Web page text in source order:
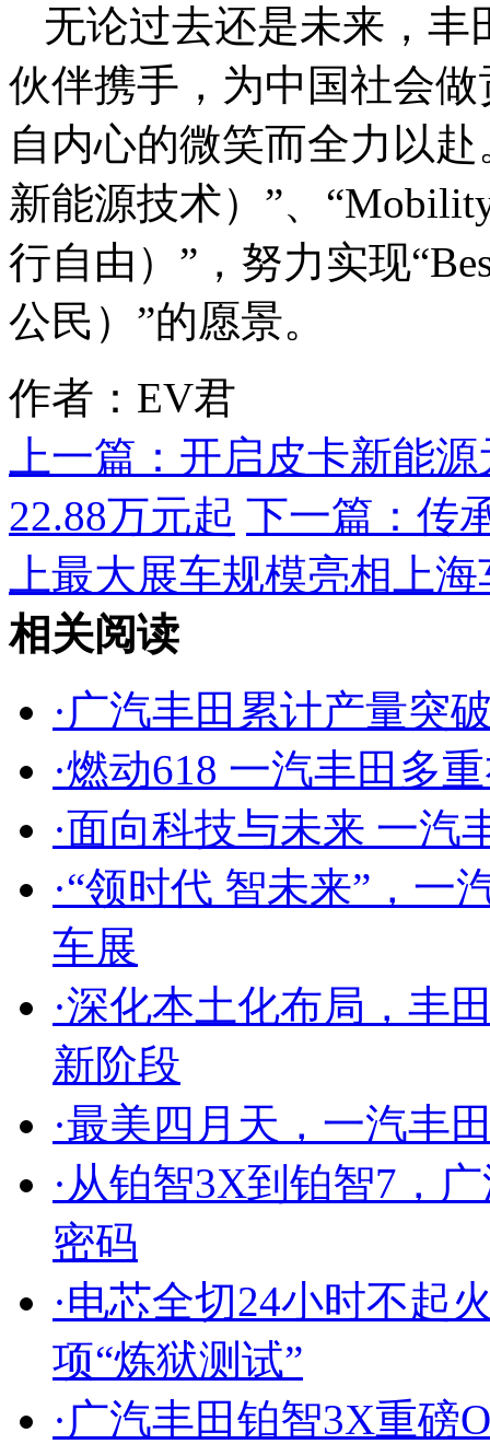
无论过去还是未来，
伙伴携手，为中国社会
自内心的微笑而全力以
新能源技术）”、
行自由）”，努力实现
公民）”的愿景。
作者：EV君
上一篇： 开启皮卡新能
22.88万元起 下一篇： 传
上最大展车规模亮相上
相关阅读
·广汽丰田累计产量突
·燃动618 一汽丰田多
·面向科技与未来 一汽
·“领时代 智未来”，一
车展
·深化本土化布局，丰
新阶段
·最美四月天，一汽丰
·从铂智3X到铂智7，
密码
·电芯全切24小时不起
项“炼狱测试”
·广汽丰田铂智3X重磅